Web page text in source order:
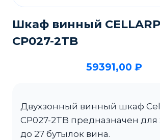
Шкаф винный
CP027-2TB
59391,00 ₽
Двухзонный винный шкаф
CP027-2TB предназначен
до 27 бутылок вина.